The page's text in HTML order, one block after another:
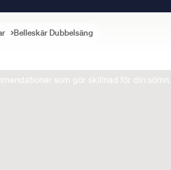
som gör skillnad för din sömn.
Belleskär Dubbelsäng